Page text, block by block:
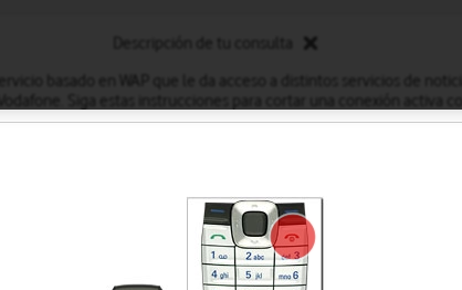
basado en WAP que le da acceso a distintos servicios de